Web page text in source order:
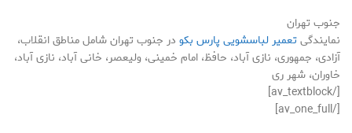
جنوب تهران
نمایندگیتعمیر لباسشویی پارس بکو در جنوب تهران شامل مناطق انقلاب،
آزادی، جمهوری، نازی آباد، حافظ، امام خمینی، ولیعصر، خانی آباد، نازی آباد،
خاوران، شهر ری
[/av_textblock]
[/av_one_full]